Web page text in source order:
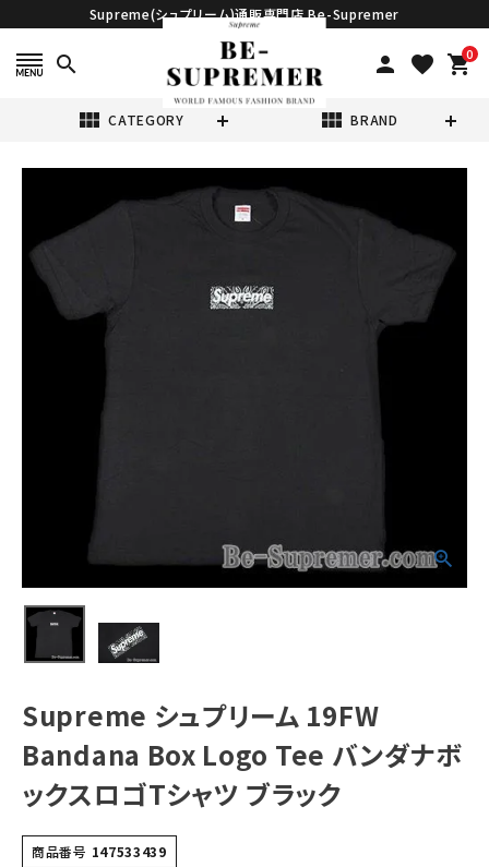
Supreme(シュプリーム)通販専門店 Be-Supremer
search person favorite 0
shopping_cart
view_module CATEGORY view_module BRAND
Tシャツ・ロングスリーブ
ジャケット・アウター
キャップ・ハット
ニット帽・ビーニー
バックパック・リュック
Supreme シュプリーム 19FW
Bandana Box Logo Tee バンダナボ
ックスロゴTシャツ ブラック
商品番号 147533439